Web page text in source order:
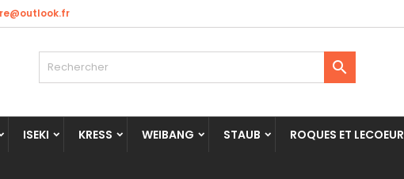

ISEKI KRESS WEIBANG STAUB ROQUES ET LECOEUR